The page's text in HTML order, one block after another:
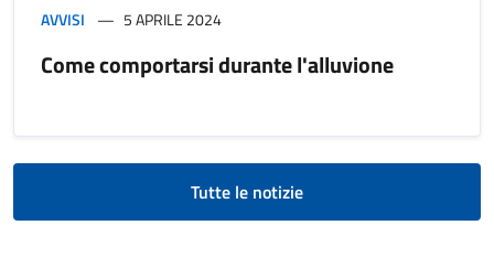
AVVISI 5 APRILE 2024
Come comportarsi durante l'alluvione
Tutte le notizie